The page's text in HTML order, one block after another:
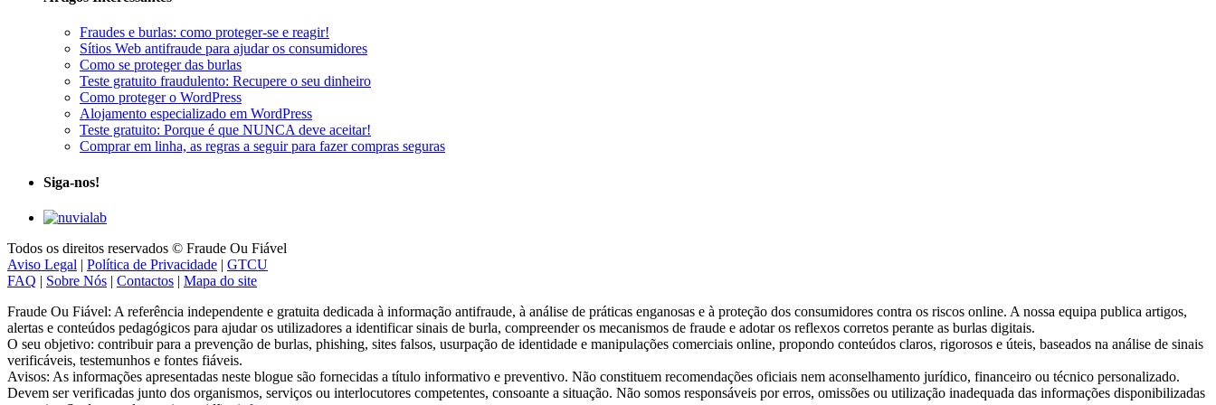
Fraudes e burlas: como proteger-se e reagir!
Sítios Web antifraude para ajudar os consumidores
Como se proteger das burlas
Teste gratuito fraudulento: Recupere o seu dinheiro
Como proteger o WordPress
Alojamento especializado em WordPress
Teste gratuito: Porque é que NUNCA deve aceitar!
Comprar em linha, as regras a seguir para fazer compras seguras
Siga-nos!
Todos os direitos reservados © Fraude Ou Fiável
Aviso Legal | Política de Privacidade | GTCU
FAQ | Sobre Nós | Contactos | Mapa do site
Fraude Ou Fiável: A referência independente e gratuita dedicada à informação antifraude, à análise de práticas enganosas e à proteção dos consumidores contra os riscos online. A nossa equipa publica artigos,
alertas e conteúdos pedagógicos para ajudar os utilizadores a identificar sinais de burla, compreender os mecanismos de fraude e adotar os reflexos corretos perante as burlas digitais.
O seu objetivo: contribuir para a prevenção de burlas, phishing, sites falsos, usurpação de identidade e manipulações comerciais online, propondo conteúdos claros, rigorosos e úteis, baseados na análise de sinais
verificáveis, testemunhos e fontes fiáveis.
Avisos: As informações apresentadas neste blogue são fornecidas a título informativo e preventivo. Não constituem recomendações oficiais nem aconselhamento jurídico, financeiro ou técnico personalizado.
Devem ser verificadas junto dos organismos, serviços ou interlocutores competentes, consoante a situação. Não somos responsáveis por erros, omissões ou utilização inadequada das informações disponibilizadas